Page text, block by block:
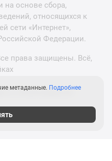
на основе сбора,
относящихся к
сети «Интернет»,
Федерации.
права защищены. Всё,
и Ленинградской
метаданные. Подробнее